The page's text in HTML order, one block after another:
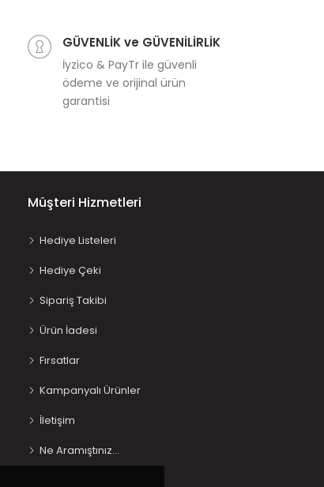
GÜVENLİK ve GÜVENİLİRLİK
İyzico & PayTr ile güvenli
ödeme ve orijinal ürün
garantisi
Müşteri Hizmetleri
Hediye Listeleri
Hediye Çeki
Sipariş Takibi
Ürün İadesi
Fırsatlar
Kampanyalı Ürünler
İletişim
Ne Aramıştınız…